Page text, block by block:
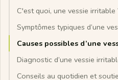
C'est quoi, une vessie irritable
Symptômes typiques d’une
Causes possibles d’une
Diagnostic d’une vessie
Conseils au quotidien et